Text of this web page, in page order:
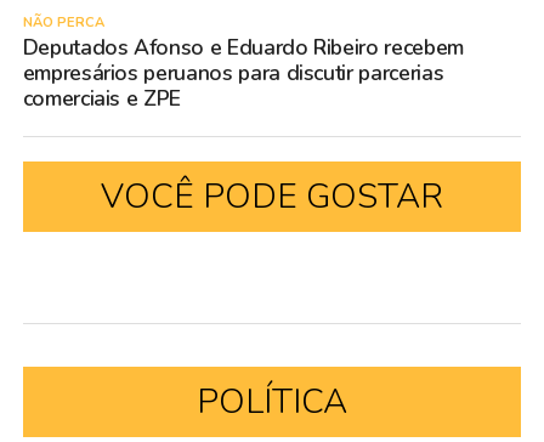
NÃO PERCA
Deputados Afonso e Eduardo Ribeiro recebem
empresários peruanos para discutir parcerias
comerciais e ZPE
VOCÊ PODE GOSTAR
POLÍTICA